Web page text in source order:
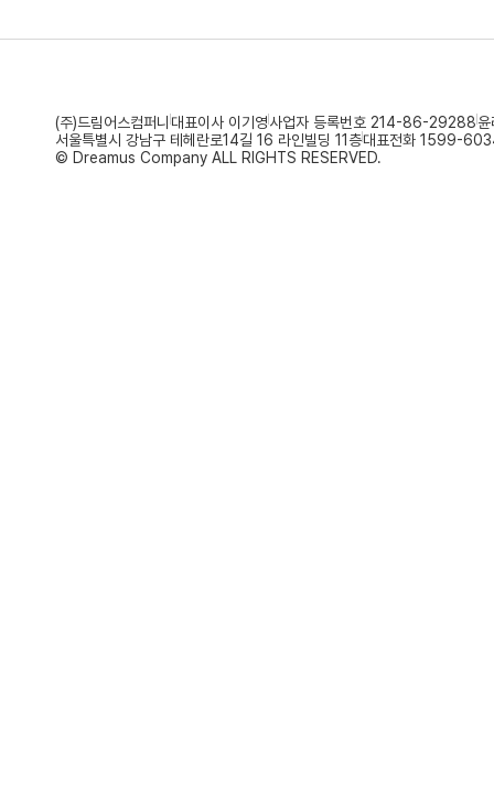
(주)드림어스컴퍼니 대표이사 이기영사업자 등록번호 214-86-29288
서울특별시 강남구 테헤란로14길 16 라인빌딩 11층대표전화 1599-
© Dreamus Company ALL RIGHTS RESERVED.